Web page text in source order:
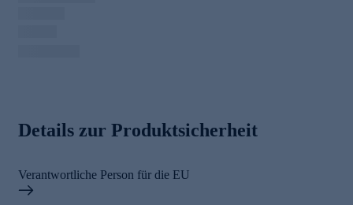
Details zur Produktsicherheit
Verantwortliche Person für die EU